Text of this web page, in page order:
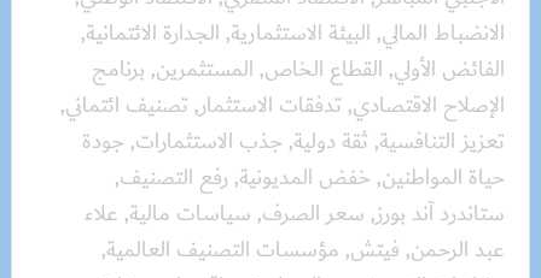
الانضباط المالي, البيئة الاستثمارية, الجدارة الائتمانية,
الفائض الأولي, القطاع الخاص, المستثمرين, برنامج
الإصلاح الاقتصادي, تدفقات الاستثمار, تصنيف ائتماني,
تعزيز التنافسية, ثقة دولية, جذب الاستثمارات, جودة
حياة المواطنين, خفض المديونية, رفع التصنيف,
ستاندرد آند بورز, سعر الصرف, سياسات مالية, علاء
عبد الرحمن, فيتش, مؤسسات التصنيف العالمية,